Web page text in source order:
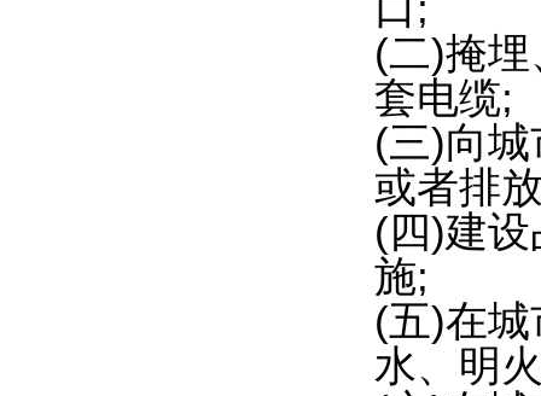
(二)掩
套电缆;
(三)向
或者排
(四)建
施;
(五)在
水、明